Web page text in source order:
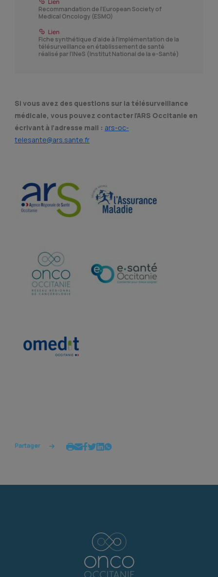
Recommandation de l’European Society of
Medical Oncology (ESMO)
Fiche synthétique d’aide à l’implémentation de la
télésurveillance en établissement de santé
réalisé par l’INeS (Institut National de la e-Santé)
Si vous avez des questions sur la télésurveillance
médicale, vous pouvez contacter l’ARS Occitanie en
écrivant à l’adresse mail : ars-oc-
telesante@ars.sante.fr
Partager